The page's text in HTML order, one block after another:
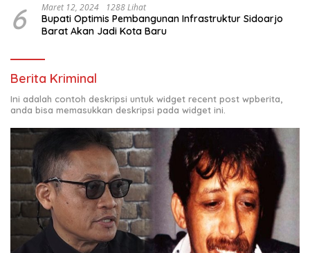
6 Maret 12, 2024 1288 Lihat
Bupati Optimis Pembangunan Infrastruktur Sidoarjo
Barat Akan Jadi Kota Baru
Berita Kriminal
Ini adalah contoh deskripsi untuk widget recent post wpberita,
anda bisa memasukkan deskripsi pada widget ini.